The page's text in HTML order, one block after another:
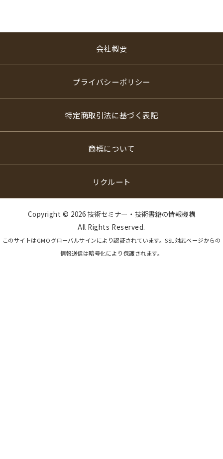
会社概要
プライバシーポリシー
特定商取引法に基づく表記
商標について
リクルート
Copyright © 2026 技術セミナー・技術書籍の情報機構
All Rights Reserved.
このサイトはGMOグローバルサインにより認証されています。SSL対応ページからの
情報送信は暗号化により保護されます。